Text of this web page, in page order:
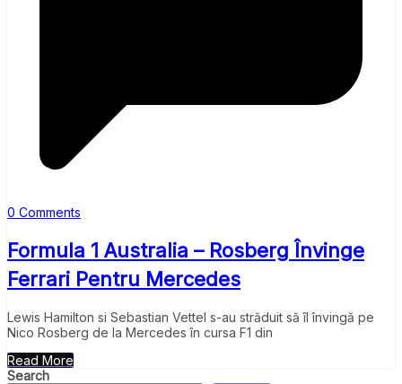
0 Comments
Formula 1 Australia – Rosberg Învinge
Ferrari Pentru Mercedes
Lewis Hamilton si Sebastian Vettel s-au străduit să îl învingă pe
Nico Rosberg de la Mercedes în cursa F1 din
Read More
Search